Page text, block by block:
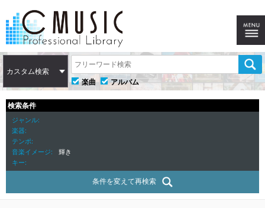
カスタム検索
楽曲
アルバム
検索条件
ジャンル
楽器
テンポ
音楽イメージ
輝き
キー
条件を変えて再検索